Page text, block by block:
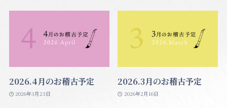
2026.4月のお稽古予定
2026年3月23日
2026.3月のお稽古予定
2026年2月16日